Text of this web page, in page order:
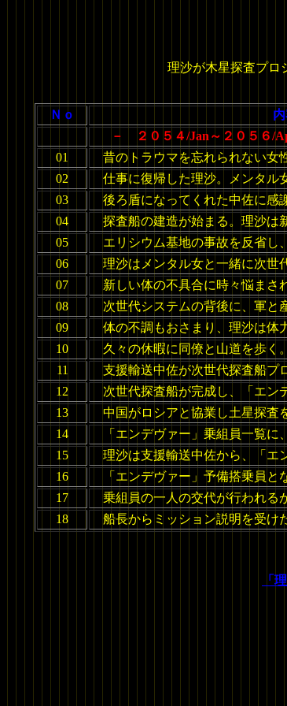
理沙が木星探査プロ
Ｎｏ
－ ２０５４/Jan～２０５
01
昔のトラウマを忘れられない女
02
仕事に復帰した理沙。メンタル
03
後ろ盾になってくれた中佐に感
04
探査船の建造が始まる。理沙は
05
エリシウム基地の事故を反省し
06
理沙はメンタル女と一緒に次世
07
新しい体の不具合に時々悩まさ
08
次世代システムの背後に、軍と
09
体の不調もおさまり、理沙は体
10
久々の休暇に同僚と山道を歩く
11
支援輸送中佐が次世代探査船プ
12
次世代探査船が完成し、「エン
13
中国がロシアと協業し土星探査
14
「エンデヴァー」乗組員一覧に
15
理沙は支援輸送中佐から、「エ
16
「エンデヴァー」予備搭乗員と
17
乗組員の一人の交代が行われる
18
船長からミッション説明を受け
「